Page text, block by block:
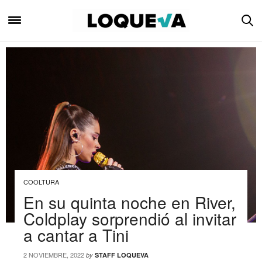
COOLTURA
En su quinta noche en River,
Coldplay sorprendió al invitar
a cantar a Tini
2 NOVIEMBRE, 2022 by STAFF LOQUEVA